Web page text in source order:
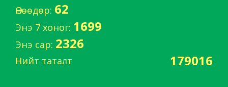
Өнөөдөр: 62
Энэ 7 хоног: 1699
Энэ сар: 2326
Нийт таталт 179016